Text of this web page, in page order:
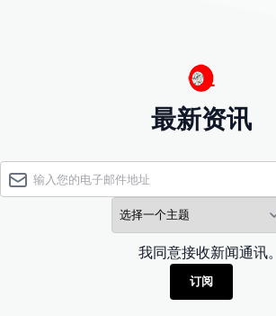
最新资讯
我同意接收新闻通讯。
订阅